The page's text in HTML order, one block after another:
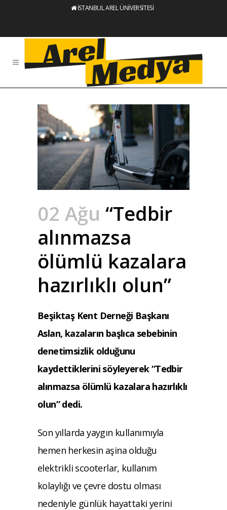
İSTANBUL AREL ÜNİVERSİTESİ
02 Ağu “Tedbir
alınmazsa
ölümlü kazalara
hazırlıklı olun”
Beşiktaş Kent Derneği Başkanı
Aslan, kazaların başlıca sebebinin
denetimsizlik olduğunu
kaydettiklerini söyleyerek “Tedbir
alınmazsa ölümlü kazalara hazırlıklı
olun” dedi.
Son yıllarda yaygın kullanımıyla
hemen herkesin aşina olduğu
elektrikli scooterlar, kullanım
kolaylığı ve çevre dostu olması
nedeniyle günlük hayattaki yerini